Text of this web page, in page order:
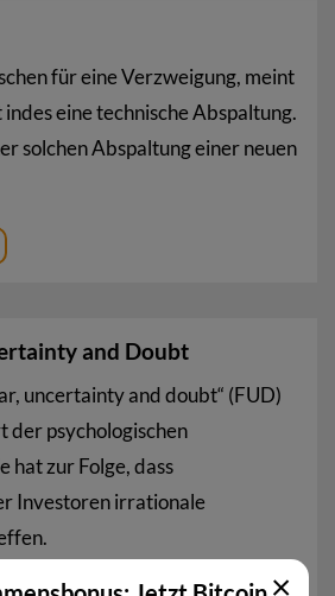
für eine Verzweigung, meint
eine technische Abspaltung.
solchen Abspaltung einer neuen
and Doubt
uncertainty and doubt“ (FUD)
der psychologischen
hat zur Folge, dass
Investoren irrationale
×